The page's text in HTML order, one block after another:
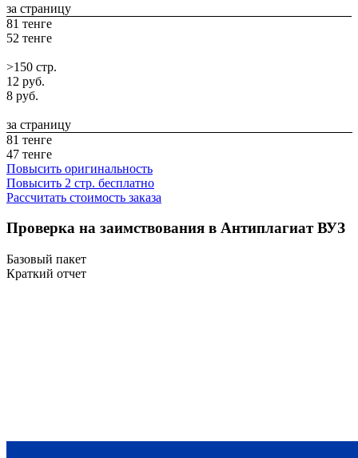
за страницу
81 тенге
52 тенге
>150 стр.
12 руб.
8 руб.
за страницу
81 тенге
47 тенге
Повысить оригинальность
Повысить 2 стр. бесплатно
Рассчитать стоимость заказа
Проверка на заимствования в Антиплагиат ВУЗ
Базовый пакет
Краткий отчет